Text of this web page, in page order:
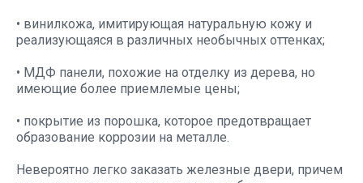
• винилкожа, имитирующая натуральную кожу и
реализующаяся в различных необычных оттенках;
• МДФ панели, похожие на отделку из дерева, но
имеющие более приемлемые цены;
• покрытие из порошка, которое предотвращает
образование коррозии на металле.
Невероятно легко заказать железные двери, причем